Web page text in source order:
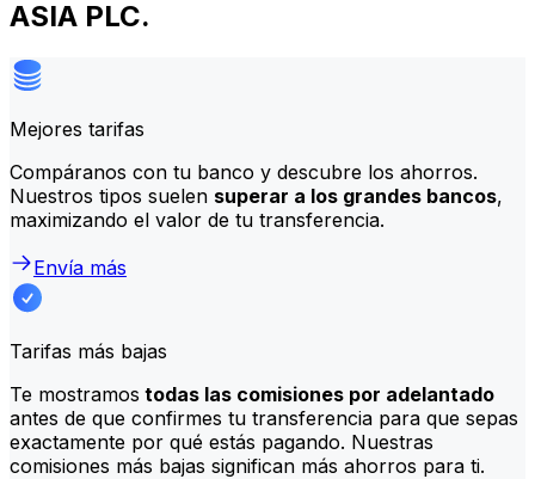
ASIA PLC.
Mejores tarifas
Compáranos con tu banco y descubre los ahorros.
Nuestros tipos suelen superar a los grandes bancos,
maximizando el valor de tu transferencia.
Envía más
Tarifas más bajas
Te mostramos todas las comisiones por adelantado
antes de que confirmes tu transferencia para que sepas
exactamente por qué estás pagando. Nuestras
comisiones más bajas significan más ahorros para ti.